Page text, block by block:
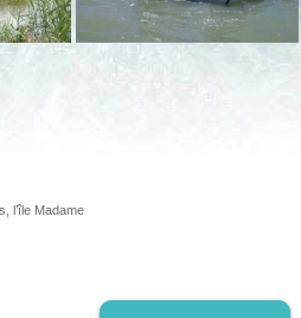
l’île Madame